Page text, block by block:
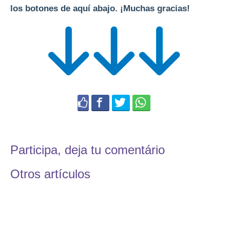
los botones de aquí abajo. ¡Muchas gracias!
Participa, deja tu comentário
Otros artículos